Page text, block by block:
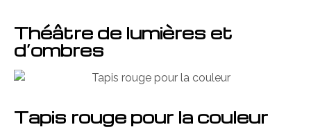
Théâtre de lumières et
d’ombres
Tapis rouge pour la couleur